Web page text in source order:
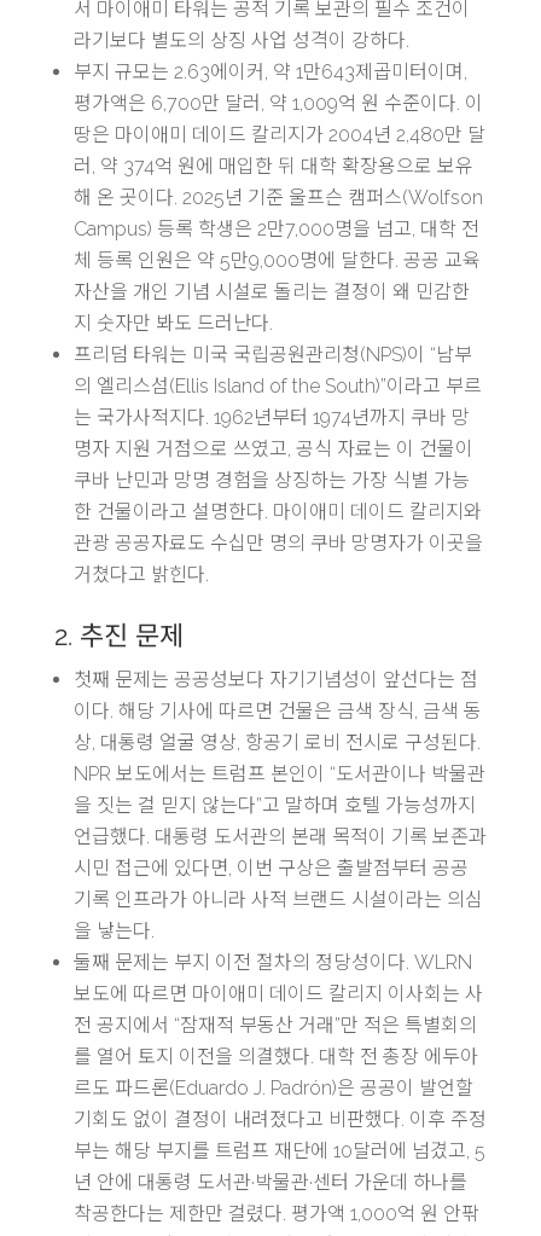
서 마이애미 타워는 공적 기록 보관의 필수 조건이
라기보다 별도의 상징 사업 성격이 강하다.
부지 규모는 2.63에이커, 약 1만643제곱미터이며,
평가액은 6,700만 달러, 약 1,009억 원 수준이다. 이
땅은 마이애미 데이드 칼리지가 2004년 2,480만 달
러, 약 374억 원에 매입한 뒤 대학 확장용으로 보유
해 온 곳이다. 2025년 기준 울프슨 캠퍼스(Wolfson
Campus) 등록 학생은 2만7,000명을 넘고, 대학 전
체 등록 인원은 약 5만9,000명에 달한다. 공공 교육
자산을 개인 기념 시설로 돌리는 결정이 왜 민감한
지 숫자만 봐도 드러난다.
프리덤 타워는 미국 국립공원관리청(NPS)이 “남부
의 엘리스섬(Ellis Island of the South)”이라고 부르
는 국가사적지다. 1962년부터 1974년까지 쿠바 망
명자 지원 거점으로 쓰였고, 공식 자료는 이 건물이
쿠바 난민과 망명 경험을 상징하는 가장 식별 가능
한 건물이라고 설명한다. 마이애미 데이드 칼리지와
관광 공공자료도 수십만 명의 쿠바 망명자가 이곳을
거쳤다고 밝힌다.
2. 추진 문제
첫째 문제는 공공성보다 자기기념성이 앞선다는 점
이다. 해당 기사에 따르면 건물은 금색 장식, 금색 동
상, 대통령 얼굴 영상, 항공기 로비 전시로 구성된다.
NPR 보도에서는 트럼프 본인이 “도서관이나 박물관
을 짓는 걸 믿지 않는다”고 말하며 호텔 가능성까지
언급했다. 대통령 도서관의 본래 목적이 기록 보존과
시민 접근에 있다면, 이번 구상은 출발점부터 공공
기록 인프라가 아니라 사적 브랜드 시설이라는 의심
을 낳는다.
둘째 문제는 부지 이전 절차의 정당성이다. WLRN
보도에 따르면 마이애미 데이드 칼리지 이사회는 사
전 공지에서 “잠재적 부동산 거래”만 적은 특별회의
를 열어 토지 이전을 의결했다. 대학 전 총장 에두아
르도 파드론(Eduardo J. Padrón)은 공공이 발언할
기회도 없이 결정이 내려졌다고 비판했다. 이후 주정
부는 해당 부지를 트럼프 재단에 10달러에 넘겼고, 5
년 안에 대통령 도서관·박물관·센터 가운데 하나를
착공한다는 제한만 걸렸다. 평가액 1,000억 원 안팎